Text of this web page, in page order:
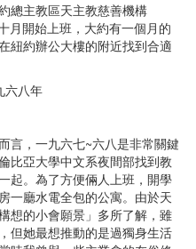
主教區天主教慈善機構
月開始上班，大約有一個月的
紐約辦公大樓的附近找到合適
八年
，一九六七~六八是非常關鍵
比亞大學中文系夜間部找到教
起。為了方便倆人上班，開學
一廳水電全包的公寓。由於天
想的小會願景」多所了解，雖
但她最想推動的是過獨身生活